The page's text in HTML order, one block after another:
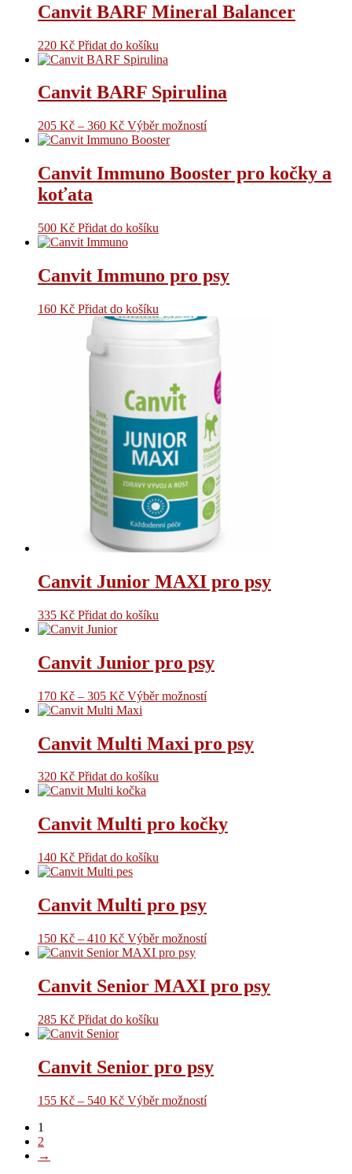
Canvit BARF Mineral Balancer
220 Kč Přidat do košíku
Canvit BARF Spirulina
205 Kč – 360 Kč Výběr možností
Canvit Immuno Booster pro kočky a
koťata
500 Kč Přidat do košíku
Canvit Immuno pro psy
160 Kč Přidat do košíku
Canvit Junior MAXI pro psy
335 Kč Přidat do košíku
Canvit Junior pro psy
170 Kč – 305 Kč Výběr možností
Canvit Multi Maxi pro psy
320 Kč Přidat do košíku
Canvit Multi pro kočky
140 Kč Přidat do košíku
Canvit Multi pro psy
150 Kč – 410 Kč Výběr možností
Canvit Senior MAXI pro psy
285 Kč Přidat do košíku
Canvit Senior pro psy
155 Kč – 540 Kč Výběr možností
1
2
→